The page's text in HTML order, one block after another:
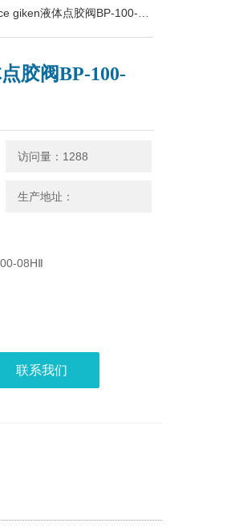
giken液体点胶阀BP-100-08HⅡ
胶阀BP-100-
访问量：1288
生产地址：
08HⅡ
联系我们